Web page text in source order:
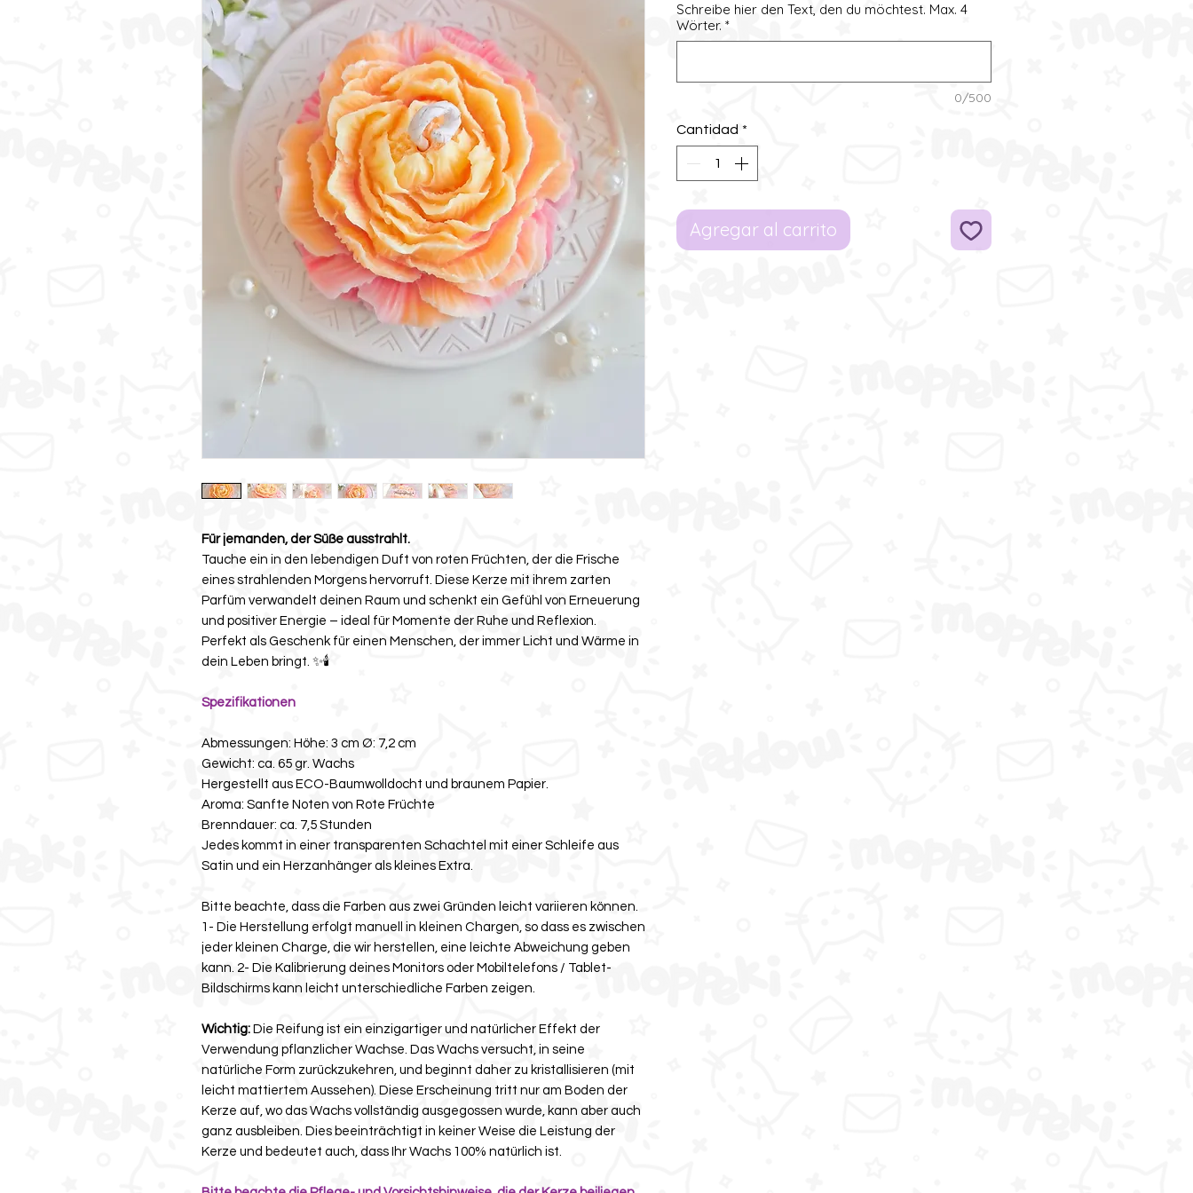
Für jemanden, der Süße ausstrahlt.
Tauche ein in den lebendigen Duft von roten Früchten, der die Frische
eines strahlenden Morgens hervorruft. Diese Kerze mit ihrem zarten
Parfüm verwandelt deinen Raum und schenkt ein Gefühl von Erneuerung
und positiver Energie – ideal für Momente der Ruhe und Reflexion.
Perfekt als Geschenk für einen Menschen, der immer Licht und Wärme in
dein Leben bringt. ✨🕯️
Spezifikationen
Abmessungen: Höhe: 3 cm Ø: 7,2 cm
Gewicht: ca. 65 gr. Wachs
Hergestellt aus ECO-Baumwolldocht und braunem Papier.
Aroma: Sanfte Noten von Rote Früchte
Brenndauer: ca. 7,5 Stunden
Jedes kommt in einer transparenten Schachtel mit einer Schleife aus
Satin und ein Herzanhänger als kleines Extra.
Bitte beachte, dass die Farben aus zwei Gründen leicht variieren können.
1- Die Herstellung erfolgt manuell in kleinen Chargen, so dass es zwischen
jeder kleinen Charge, die wir herstellen, eine leichte Abweichung geben
kann. 2- Die Kalibrierung deines Monitors oder Mobiltelefons / Tablet-
Bildschirms kann leicht unterschiedliche Farben zeigen.
Wichtig: Die Reifung ist ein einzigartiger und natürlicher Effekt der
Verwendung pflanzlicher Wachse. Das Wachs versucht, in seine
natürliche Form zurückzukehren, und beginnt daher zu kristallisieren (mit
leicht mattiertem Aussehen). Diese Erscheinung tritt nur am Boden der
Kerze auf, wo das Wachs vollständig ausgegossen wurde, kann aber auch
ganz ausbleiben. Dies beeinträchtigt in keiner Weise die Leistung der
Kerze und bedeutet auch, dass Ihr Wachs 100% natürlich ist.
Schreibe hier den Text, den du möchtest. Max. 4
Wörter. *
0/500
Cantidad *
Agregar al carrito